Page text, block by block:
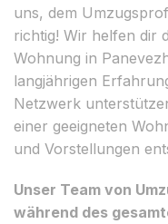
uns, dem
richtig! Wir helfen dir
Wohnung in
langjährigen
Netzwerk
einer geeigneten
und Vorstellungen
Unser Team von
während des